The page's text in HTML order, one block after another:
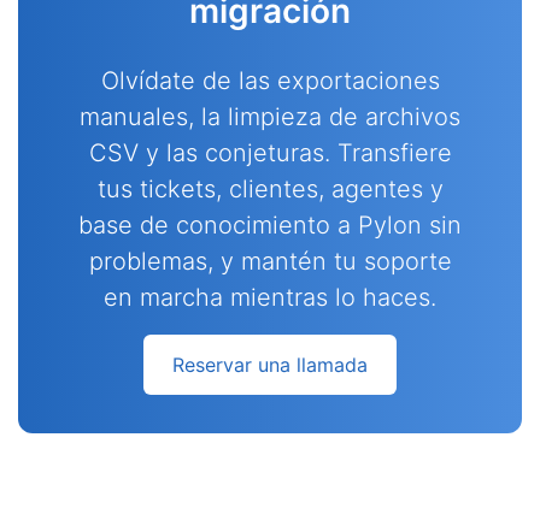
migración
Olvídate de las exportaciones
manuales, la limpieza de archivos
CSV y las conjeturas. Transfiere
tus tickets, clientes, agentes y
base de conocimiento a Pylon sin
problemas, y mantén tu soporte
en marcha mientras lo haces.
Reservar una llamada